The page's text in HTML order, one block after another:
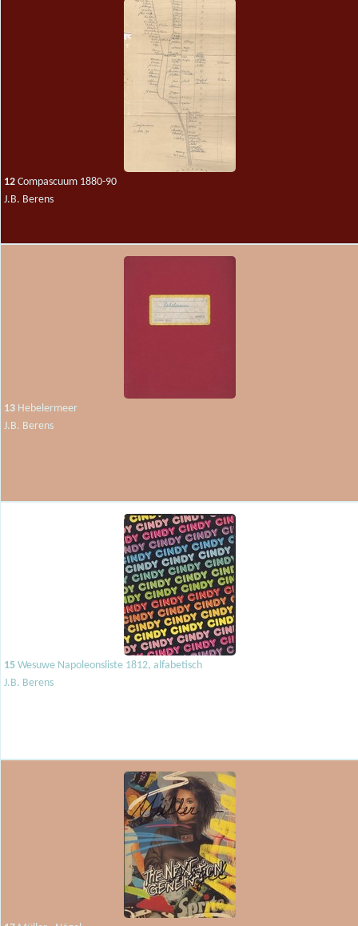
12 Compascuum 1880-90
J.B. Berens
13 Hebelermeer
J.B. Berens
15 Wesuwe Napoleonsliste 1812, alfabetisch
J.B. Berens